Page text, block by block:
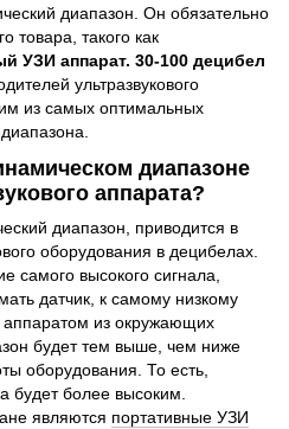
диапазон. Он обязательно
товара, такого как
УЗИ аппарат. 30-100 децибел
ультразвукового
из самых оптимальных
диапазоне
аппарата?
диапазон, приводится в
оборудования в децибелах.
самого высокого сигнала,
датчик, к самому низкому
аппаратом из окружающих
будет тем выше, чем ниже
оборудования. То есть,
будет более высоким.
являются портативные УЗИ